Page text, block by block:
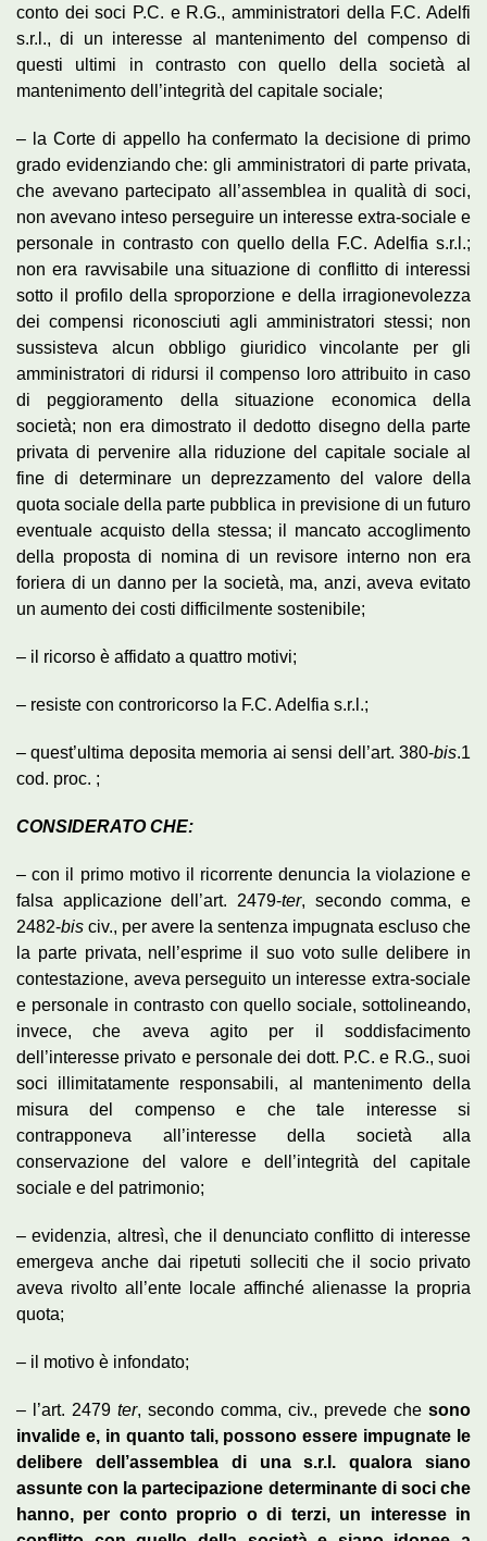
conto dei soci P.C. e R.G., amministratori della F.C. Adelfi
s.r.l., di un interesse al mantenimento del compenso di
questi ultimi in contrasto con quello della società al
mantenimento dell’integrità del capitale sociale;
– la Corte di appello ha confermato la decisione di primo
grado evidenziando che: gli amministratori di parte privata,
che avevano partecipato all’assemblea in qualità di soci,
non avevano inteso perseguire un interesse extra-sociale e
personale in contrasto con quello della F.C. Adelfia s.r.l.;
non era ravvisabile una situazione di conflitto di interessi
sotto il profilo della sproporzione e della irragionevolezza
dei compensi riconosciuti agli amministratori stessi; non
sussisteva alcun obbligo giuridico vincolante per gli
amministratori di ridursi il compenso loro attribuito in caso
di peggioramento della situazione economica della
società; non era dimostrato il dedotto disegno della parte
privata di pervenire alla riduzione del capitale sociale al
fine di determinare un deprezzamento del valore della
quota sociale della parte pubblica in previsione di un futuro
eventuale acquisto della stessa; il mancato accoglimento
della proposta di nomina di un revisore interno non era
foriera di un danno per la società, ma, anzi, aveva evitato
un aumento dei costi difficilmente sostenibile;
– il ricorso è affidato a quattro motivi;
– resiste con controricorso la F.C. Adelfia s.r.l.;
– quest’ultima deposita memoria ai sensi dell’art. 380-bis.1
cod. proc. ;
CONSIDERATO CHE:
– con il primo motivo il ricorrente denuncia la violazione e
falsa applicazione dell’art. 2479-ter, secondo comma, e
2482-bis civ., per avere la sentenza impugnata escluso che
la parte privata, nell’esprime il suo voto sulle delibere in
contestazione, aveva perseguito un interesse extra-sociale
e personale in contrasto con quello sociale, sottolineando,
invece, che aveva agito per il soddisfacimento
dell’interesse privato e personale dei dott. P.C. e R.G., suoi
soci illimitatamente responsabili, al mantenimento della
misura del compenso e che tale interesse si
contrapponeva all’interesse della società alla
conservazione del valore e dell’integrità del capitale
sociale e del patrimonio;
– evidenzia, altresì, che il denunciato conflitto di interesse
emergeva anche dai ripetuti solleciti che il socio privato
aveva rivolto all’ente locale affinché alienasse la propria
quota;
– il motivo è infondato;
– l’art. 2479 ter, secondo comma, civ., prevede che sono
invalide e, in quanto tali, possono essere impugnate le
delibere dell’assemblea di una s.r.l. qualora siano
assunte con la partecipazione determinante di soci che
hanno, per conto proprio o di terzi, un interesse in